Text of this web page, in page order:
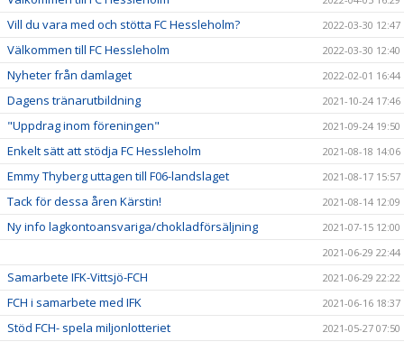
Vill du vara med och stötta FC Hessleholm? 2022-03-30 12:47
Välkommen till FC Hessleholm 2022-03-30 12:40
Nyheter från damlaget 2022-02-01 16:44
Dagens tränarutbildning 2021-10-24 17:46
"Uppdrag inom föreningen" 2021-09-24 19:50
Enkelt sätt att stödja FC Hessleholm 2021-08-18 14:06
Emmy Thyberg uttagen till F06-landslaget 2021-08-17 15:57
Tack för dessa åren Kärstin! 2021-08-14 12:09
Ny info lagkontoansvariga/chokladförsäljning
2021-07-15 12:00
2021-06-29 22:44
Samarbete IFK-Vittsjö-FCH 2021-06-29 22:22
FCH i samarbete med IFK 2021-06-16 18:37
Stöd FCH- spela miljonlotteriet 2021-05-27 07:50